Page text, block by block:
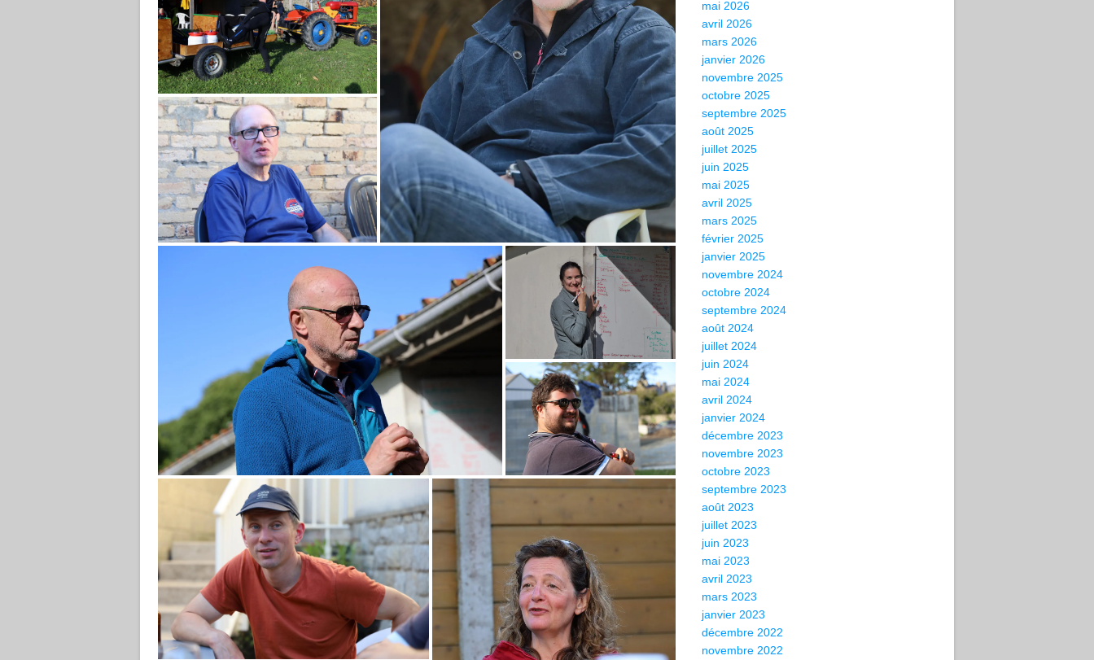
mai 2026
avril 2026
mars 2026
janvier 2026
novembre 2025
octobre 2025
septembre 2025
août 2025
juillet 2025
juin 2025
mai 2025
avril 2025
mars 2025
février 2025
janvier 2025
novembre 2024
octobre 2024
septembre 2024
août 2024
juillet 2024
juin 2024
mai 2024
avril 2024
janvier 2024
décembre 2023
novembre 2023
octobre 2023
septembre 2023
août 2023
juillet 2023
juin 2023
mai 2023
avril 2023
mars 2023
janvier 2023
décembre 2022
novembre 2022